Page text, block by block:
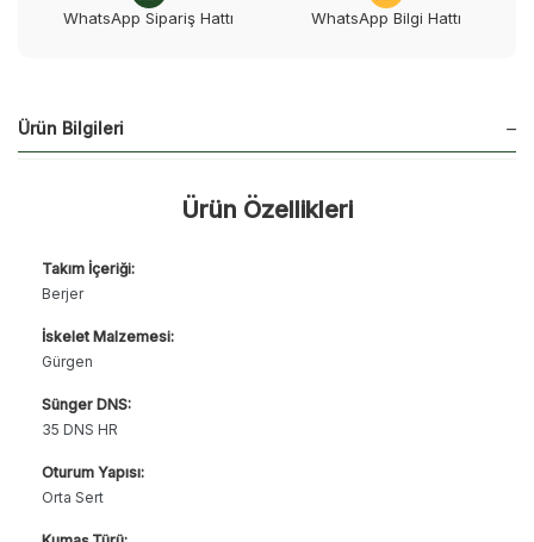
WhatsApp Sipariş Hattı WhatsApp Bilgi Hattı
Ürün Bilgileri
Ürün Özellikleri
Takım İçeriği:
Berjer
İskelet Malzemesi:
Gürgen
Sünger DNS:
35 DNS HR
Oturum Yapısı:
Orta Sert